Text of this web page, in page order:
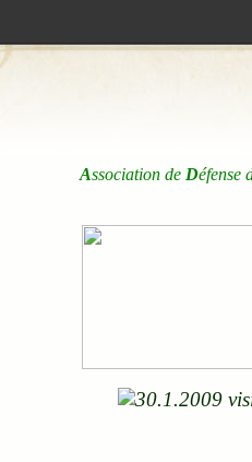
Association de Défense